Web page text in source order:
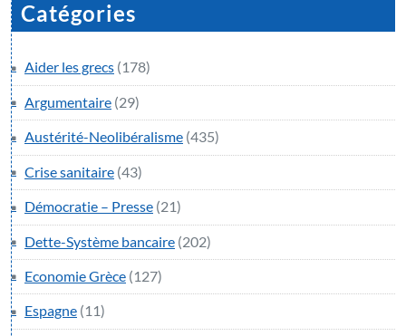
Catégories
Aider les grecs (178)
Argumentaire (29)
Austérité-Neolibéralisme (435)
Crise sanitaire (43)
Démocratie – Presse (21)
Dette-Système bancaire (202)
Economie Grèce (127)
Espagne (11)